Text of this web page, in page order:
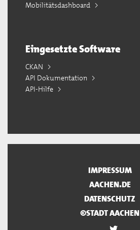
Mobilitätsdashboard
Eingesetzte Software
CKAN
API Dokumentation
API-Hilfe
IMPRESSUM
AACHEN.DE
DATENSCHUTZ
©STADT AACHEN